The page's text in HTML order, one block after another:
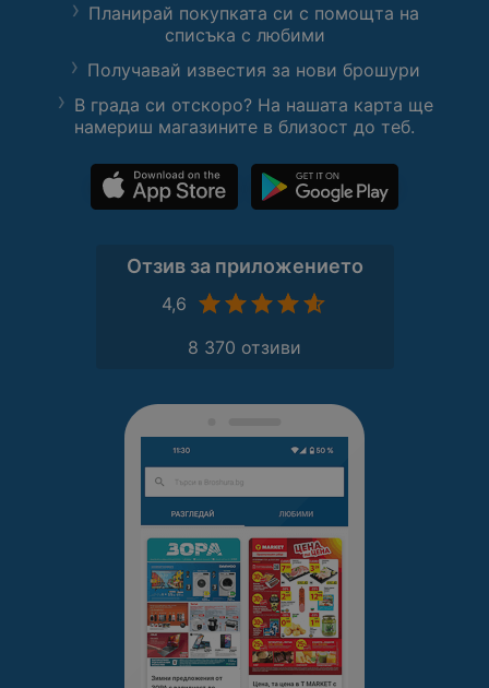
Планирай покупката си с помощта на
списъка с любими
Получавай известия за нови брошури
В града си отскоро? На нашата карта ще
намериш магазините в близост до теб.
Отзив за приложението
4,6
8 370 отзиви